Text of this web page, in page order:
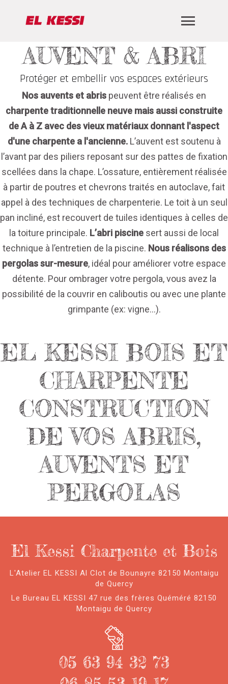
AUVENT & ABRI
Protéger et embellir vos espaces extérieurs
Nos auvents et abris peuvent être réalisés en
charpente traditionnelle neuve mais aussi construite
de A à Z avec des vieux matériaux donnant l'aspect
d'une charpente a l'ancienne.L’auvent est soutenu à
l’avant par des piliers reposant sur des pattes de fixation
scellées dans la chape. L’ossature, entièrement réalisée
à partir de poutres et chevrons traités en autoclave, fait
appel à des techniques de charpenterie. Le toit à un seul
pan incliné, est recouvert de tuiles identiques à celles de
la toiture principale. L’abri piscine sert aussi de local
technique à l’entretien de la piscine. Nous réalisons des
pergolas sur-mesure, idéal pour améliorer votre espace
détente. Pour ombrager votre pergola, vous avez la
possibilité de la couvrir en caliboutis ou avec une plante
grimpante (ex: vigne...).
EL KESSI BOIS ET
CHARPENTE
CONSTRUCTION
DE VOS ABRIS,
AUVENTS ET
PERGOLAS
El Kessi Charpente et Bois
L'Atelier EL KESSI Al Clot de Bounayre 82150 Montaigu
de Quercy
Le Bureau EL KESSI 47 rue des frères Quéméré 82150
Montaigu de Quercy
05 63 94 32 73